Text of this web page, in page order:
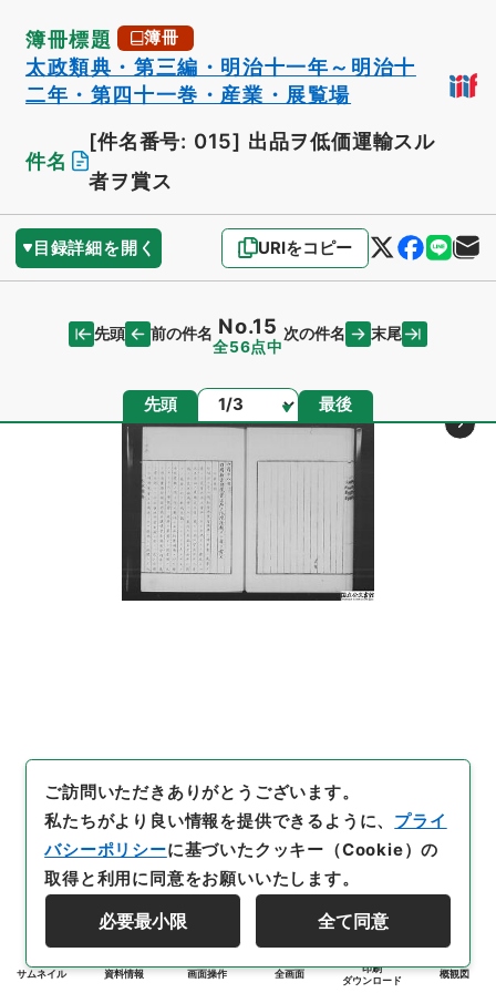
簿冊標題 簿冊
太政類典・第三編・明治十一年～明治十
二年・第四十一巻・産業・展覧場
件名
[件名番号: 015] 出品ヲ低価運輸スル
者ヲ賞ス
目録詳細を開く URIをコピー
先頭 前の件名 No.15
全56点中
次の件名 末尾
先頭 ページ 最後
サムネイル 資料情報 画面操作 全画面
印刷
ダウンロード
概観図
ご訪問いただきありがとうございます。
私たちがより良い情報を提供できるように、 プライ
バシーポリシーに基づいたクッキー（Cookie）の
取得と利用に同意をお願いいたします。
必要最小限 全て同意